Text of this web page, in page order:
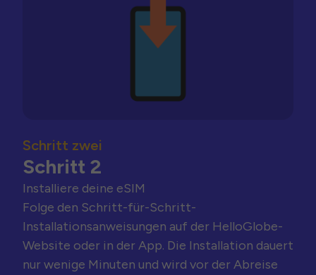
Schritt zwei
Schritt 2
Installiere deine eSIM
Folge den Schritt-für-Schritt-
Installationsanweisungen auf der HelloGlobe-
Website oder in der App. Die Installation dauert
nur wenige Minuten und wird vor der Abreise